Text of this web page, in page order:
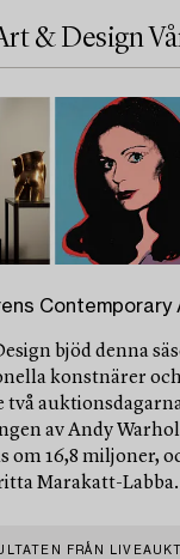
& Design
Contemporary
bjöd denna
konstnärer
av Andy
om 16,8 miljoner,
Marakatt-Labba.
FRÅN